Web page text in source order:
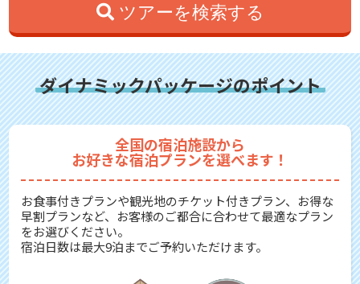
ツアーを検索する
ダイナミックパッケージのポイント
全国の宿泊施設から
お好きな宿泊プランを選べます！
お食事付きプランや観光地のチケット付きプラン、お得な
早割プランなど、お客様のご都合に合わせて最適なプラン
をお選びください。
宿泊日数は最大9泊までご予約いただけます。